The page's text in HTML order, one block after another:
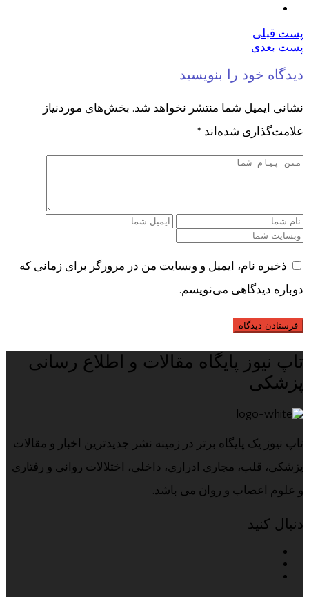
پست قبلی
پست بعدی
دیدگاه خود را بنویسید
نشانی ایمیل شما منتشر نخواهد شد. بخش‌های موردنیاز
علامت‌گذاری شده‌اند *
ذخیره نام، ایمیل و وبسایت من در مرورگر برای زمانی که
دوباره دیدگاهی می‌نویسم.
تاپ نیوز پایگاه مقالات و اطلاع رسانی
پزشکی
تاپ نیوز یک پایگاه برتر در زمینه نشر جدیدترین اخبار و مقالات
پزشکی، قلب، مجاری ادراری، داخلی، اختلالات روانی و رفتاری
و علوم اعصاب و روان می باشد.
دنبال کنید